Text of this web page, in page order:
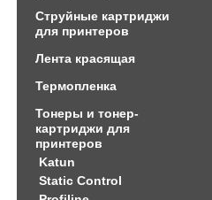
Струйные картриджи
для принтеров
Лента красящая
Термопленка
Тонеры и тонер-
картриджи для
принтеров
Katun
Static Control